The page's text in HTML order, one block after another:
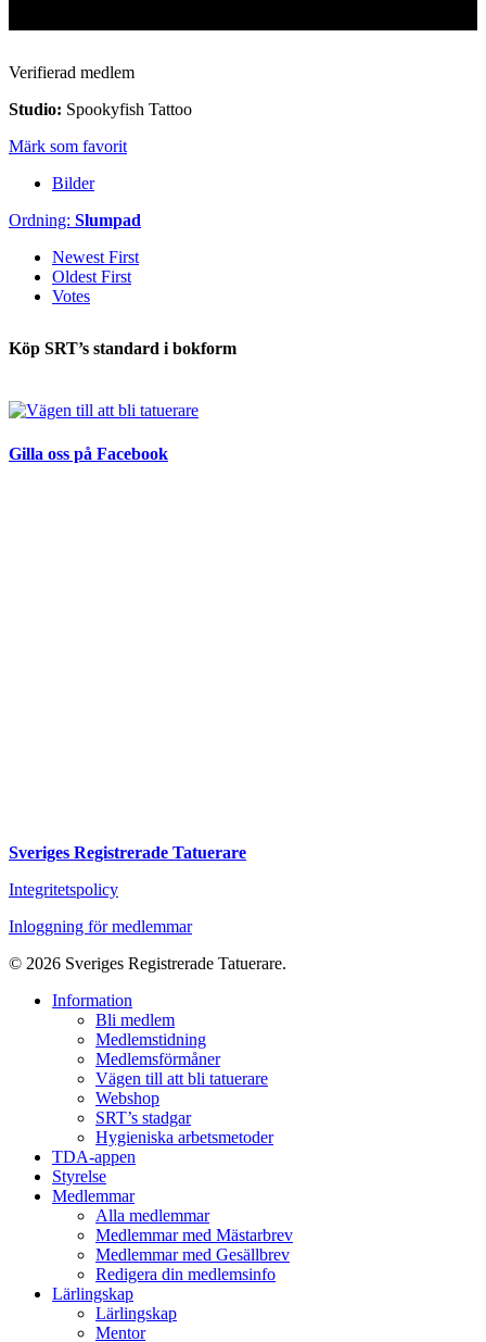
Verifierad medlem
Studio: Spookyfish Tattoo
Märk som favorit
Bilder
Ordning: Slumpad
Newest First
Oldest First
Votes
Köp SRT’s standard i bokform
Gilla oss på Facebook
Sveriges Registrerade Tatuerare
Integritetspolicy
Inloggning för medlemmar
© 2026 Sveriges Registrerade Tatuerare.
Close
Information
Bli medlem
Medlemstidning
Medlemsförmåner
Vägen till att bli tatuerare
Webshop
SRT’s stadgar
Hygieniska arbetsmetoder
TDA-appen
Styrelse
Medlemmar
Alla medlemmar
Medlemmar med Mästarbrev
Medlemmar med Gesällbrev
Redigera din medlemsinfo
Lärlingskap
Lärlingskap
Mentor